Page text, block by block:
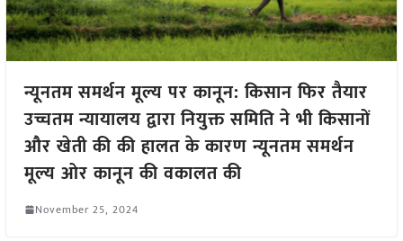
न्यूनतम समर्थन मूल्य पर कानून: किसान फिर तैयार
उच्चतम न्यायालय द्वारा नियुक्त समिति ने भी किसानों
और खेती की की हालत के कारण न्यूनतम समर्थन
मूल्य ओर कानून की वकालत की
November 25, 2024